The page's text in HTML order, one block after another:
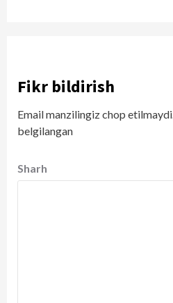
Fikr bildirish
Email manzilingiz chop etilmaydi.
belgilangan
Sharh